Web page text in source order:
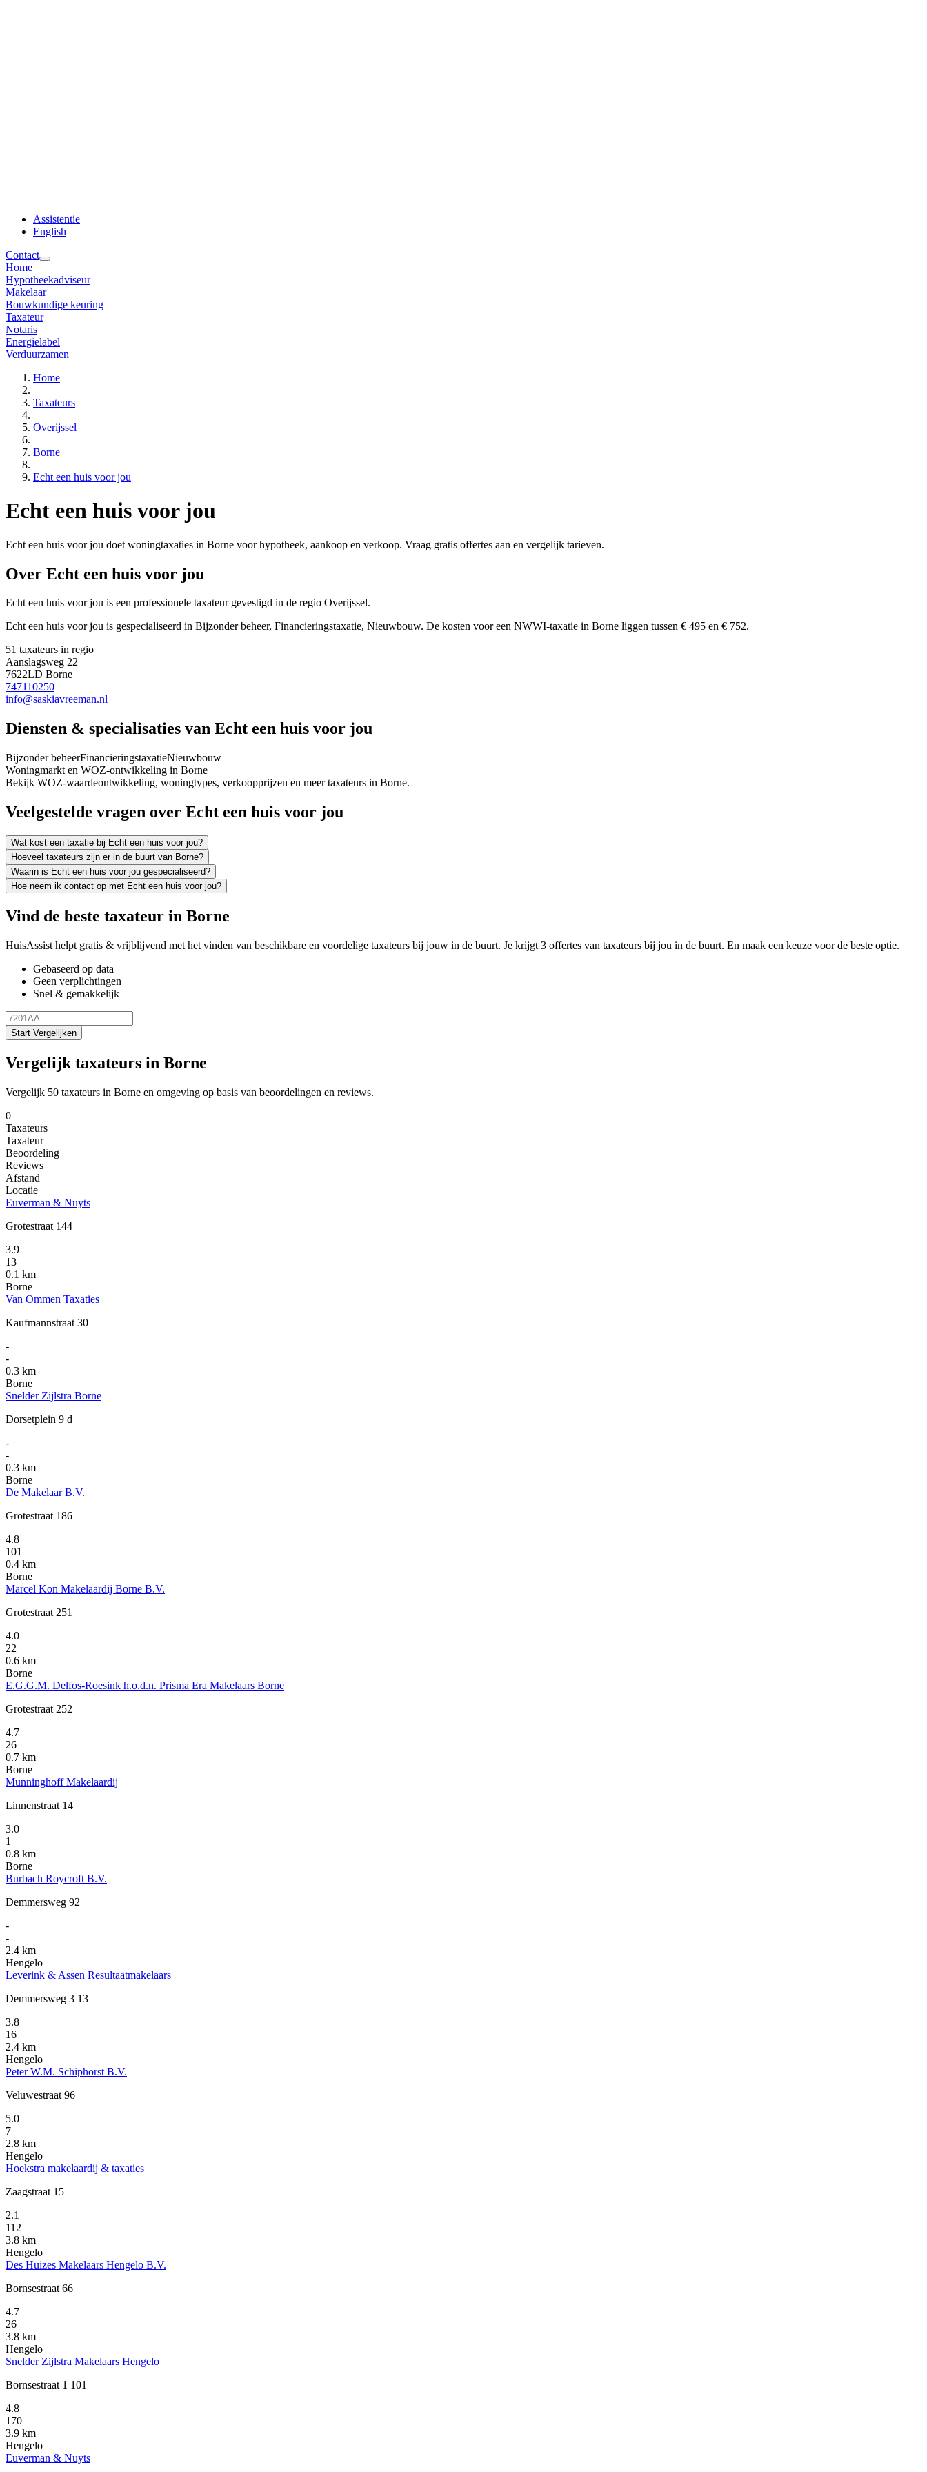
Assistentie
English
Contact
Home
Hypotheekadviseur
Makelaar
Bouwkundige keuring
Taxateur
Notaris
Energielabel
Verduurzamen
Home
Taxateurs
Overijssel
Borne
Echt een huis voor jou
Echt een huis voor jou
Echt een huis voor jou doet woningtaxaties in Borne voor hypotheek, aankoop en verkoop. Vraag gratis offertes aan en vergelijk tarieven.
Over Echt een huis voor jou
Echt een huis voor jou is een professionele taxateur gevestigd in de regio Overijssel.
Echt een huis voor jou is gespecialiseerd in Bijzonder beheer, Financieringstaxatie, Nieuwbouw. De kosten voor een NWWI-taxatie in Borne liggen tussen € 495 en € 752.
51 taxateurs in regio
Aanslagsweg 22
7622LD Borne
747110250
info@saskiavreeman.nl
Diensten & specialisaties van Echt een huis voor jou
Bijzonder beheerFinancieringstaxatieNieuwbouw
Woningmarkt en WOZ-ontwikkeling in Borne
Bekijk WOZ-waardeontwikkeling, woningtypes, verkoopprijzen en meer taxateurs in Borne.
Veelgestelde vragen over Echt een huis voor jou
Wat kost een taxatie bij Echt een huis voor jou?
Hoeveel taxateurs zijn er in de buurt van Borne?
Waarin is Echt een huis voor jou gespecialiseerd?
Hoe neem ik contact op met Echt een huis voor jou?
Vind de beste taxateur in Borne
HuisAssist helpt gratis & vrijblijvend met het vinden van beschikbare en voordelige taxateurs bij jouw in de buurt. Je krijgt 3 offertes van taxateurs bij jou in de buurt. En maak een keuze voor de beste optie.
Gebaseerd op data
Geen verplichtingen
Snel & gemakkelijk
Start Vergelijken
Vergelijk taxateurs in Borne
Vergelijk 50 taxateurs in Borne en omgeving op basis van beoordelingen en reviews.
0
Taxateurs
Taxateur
Beoordeling
Reviews
Afstand
Locatie
Euverman & Nuyts
Grotestraat 144
3.9
13
0.1 km
Borne
Van Ommen Taxaties
Kaufmannstraat 30
-
-
0.3 km
Borne
Snelder Zijlstra Borne
Dorsetplein 9 d
-
-
0.3 km
Borne
De Makelaar B.V.
Grotestraat 186
4.8
101
0.4 km
Borne
Marcel Kon Makelaardij Borne B.V.
Grotestraat 251
4.0
22
0.6 km
Borne
E.G.G.M. Delfos-Roesink h.o.d.n. Prisma Era Makelaars Borne
Grotestraat 252
4.7
26
0.7 km
Borne
Munninghoff Makelaardij
Linnenstraat 14
3.0
1
0.8 km
Borne
Burbach Roycroft B.V.
Demmersweg 92
-
-
2.4 km
Hengelo
Leverink & Assen Resultaatmakelaars
Demmersweg 3 13
3.8
16
2.4 km
Hengelo
Peter W.M. Schiphorst B.V.
Veluwestraat 96
5.0
7
2.8 km
Hengelo
Hoekstra makelaardij & taxaties
Zaagstraat 15
2.1
112
3.8 km
Hengelo
Des Huizes Makelaars Hengelo B.V.
Bornsestraat 66
4.7
26
3.8 km
Hengelo
Snelder Zijlstra Makelaars Hengelo
Bornsestraat 1 101
4.8
170
3.9 km
Hengelo
Euverman & Nuyts